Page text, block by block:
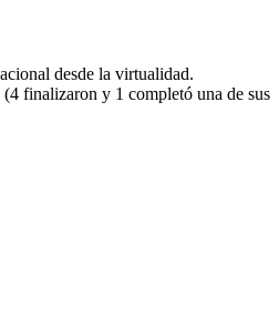
desde la virtualidad.
finalizaron y 1 completó una de sus